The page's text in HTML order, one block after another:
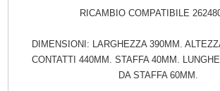
RICAMBIO COMPATIBILE
DIMENSIONI: LARGHEZZA 390MM.
CONTATTI 440MM. STAFFA 40MM.
DA STAFFA 60MM.